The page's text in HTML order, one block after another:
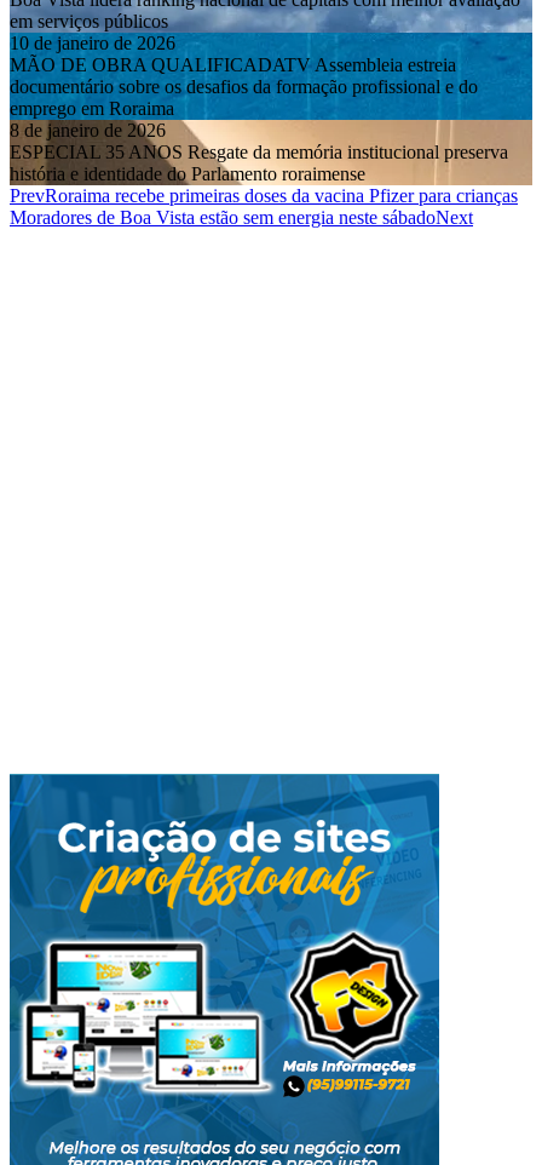
MÃO DE OBRA QUALIFICADATV Assembleia estreia
documentário sobre os desafios da formação profissional e do
emprego em Roraima
8 de janeiro de 2026
ESPECIAL 35 ANOS Resgate da memória institucional preserva
história e identidade do Parlamento roraimense
PrevRoraima recebe primeiras doses da vacina Pfizer para crianças
Moradores de Boa Vista estão sem energia neste sábado